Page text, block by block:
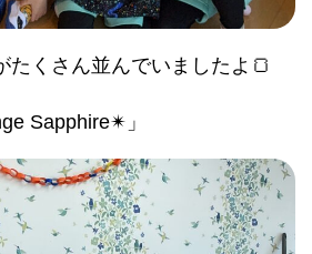
たくさん並んでいましたよ🍞
Sapphire✴︎」